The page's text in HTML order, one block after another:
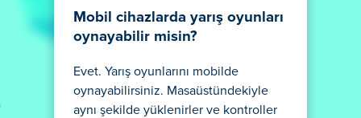
Mobil cihazlarda yarış oyunları
oynayabilir misin?
Evet. Yarış oyunlarını mobilde
oynayabilirsiniz. Masaüstündekiyle
aynı şekilde yüklenirler ve kontroller